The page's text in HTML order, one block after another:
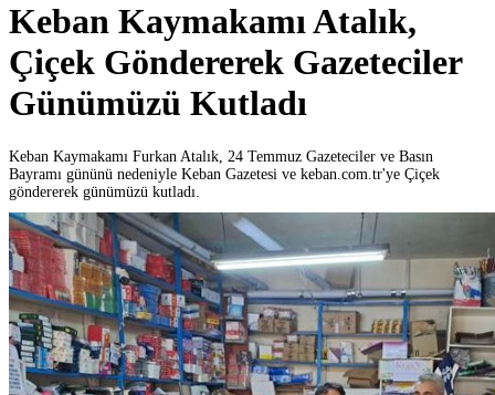
Keban Kaymakamı Atalık,
Çiçek Göndererek Gazeteciler
Günümüzü Kutladı
Keban Kaymakamı Furkan Atalık, 24 Temmuz Gazeteciler ve Basın
Bayramı gününü nedeniyle Keban Gazetesi ve keban.com.tr'ye Çiçek
göndererek günümüzü kutladı.